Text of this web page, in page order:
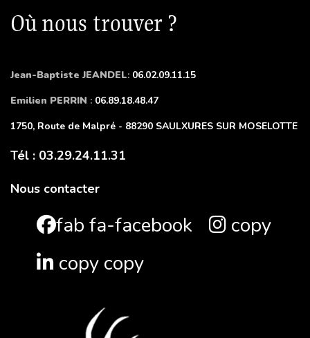
Où nous trouver ?
Jean-Baptiste JEANDEL: 06.02.09.11.15
Emilien PERRIN : 06.89.18.48.47
1750, Route de Malpré - 88290 SAULXURES SUR MOSELOTTE
Tél : 03.29.24.11.31
Nous contacter
fab fa-facebook
copy
copy copy